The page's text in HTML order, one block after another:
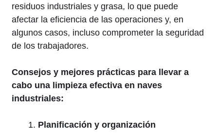
residuos industriales y grasa, lo que puede
afectar la eficiencia de las operaciones y, en
algunos casos, incluso comprometer la seguridad
de los trabajadores.
Consejos y mejores prácticas para llevar a
cabo una limpieza efectiva en naves
industriales:
Planificación y organización